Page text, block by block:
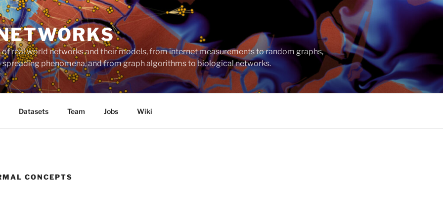
real world networks and their models, from internet measurements to random graphs,
phenomena, and from graph algorithms to biological networks.
Datasets Team Jobs Wiki
CONCEPTS